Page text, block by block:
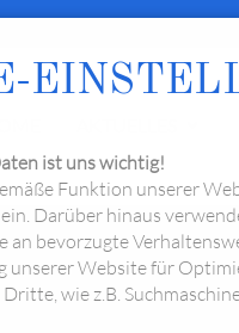
Sitzung
ist uns wichtig!
Funktion unserer
Darüber hinaus
an bevorzugte
unserer Website für
wie z.B.